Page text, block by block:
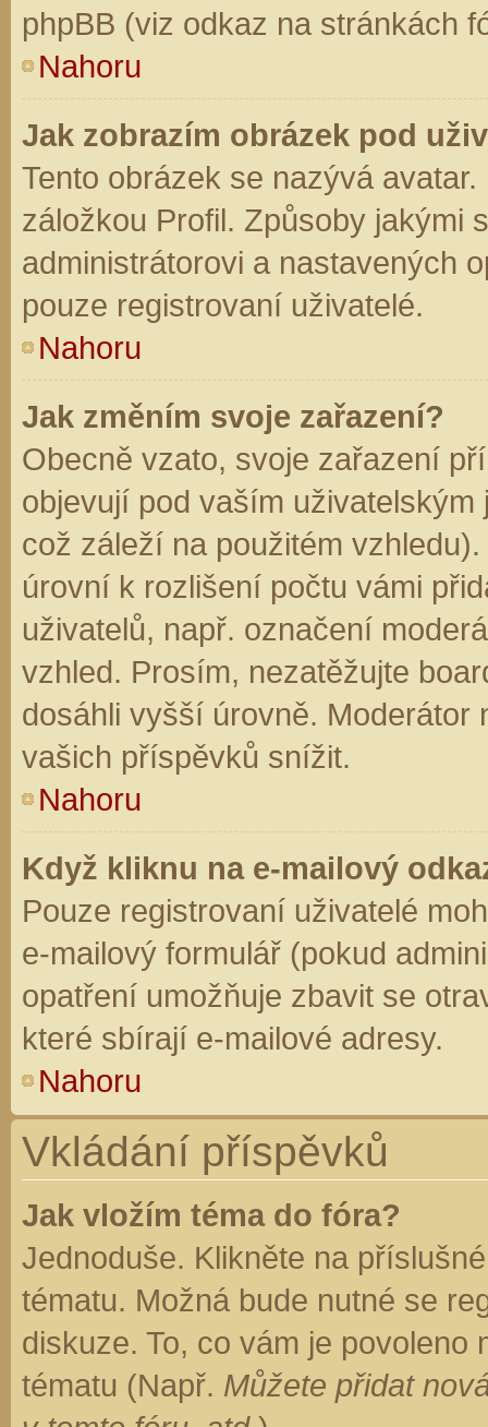
phpBB (viz odkaz na stránkách
Nahoru
Jak zobrazím obrázek pod
Tento obrázek se nazývá
záložkou Profil. Způsoby jakými
administrátorovi a nastavených
pouze registrovaní uživatelé.
Nahoru
Jak změním svoje zařazení?
Obecně vzato, svoje zařazení
objevují pod vaším
což záleží na použitém
úrovní k rozlišení počtu vámi
uživatelů, např. označení
vzhled. Prosím, nezatěžujte
dosáhli vyšší úrovně. Moderátor
vašich příspěvků snížit.
Nahoru
Když kliknu na e-mailový
Pouze registrovaní uživatelé
e-mailový formulář (pokud
opatření umožňuje zbavit se
které sbírají e-mailové adresy.
Nahoru
Vkládání příspěvků
Jak vložím téma do fóra?
Jednoduše. Klikněte na
tématu. Možná bude nutné se
diskuze. To, co vám je
tématu (Např. Můžete přidat